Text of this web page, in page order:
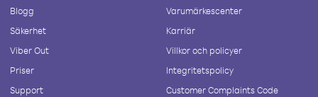
Blogg
Säkerhet
Viber Out
Priser
Support
Varumärkescenter
Karriär
Villkor och policyer
Integritetspolicy
Customer Complaints Code